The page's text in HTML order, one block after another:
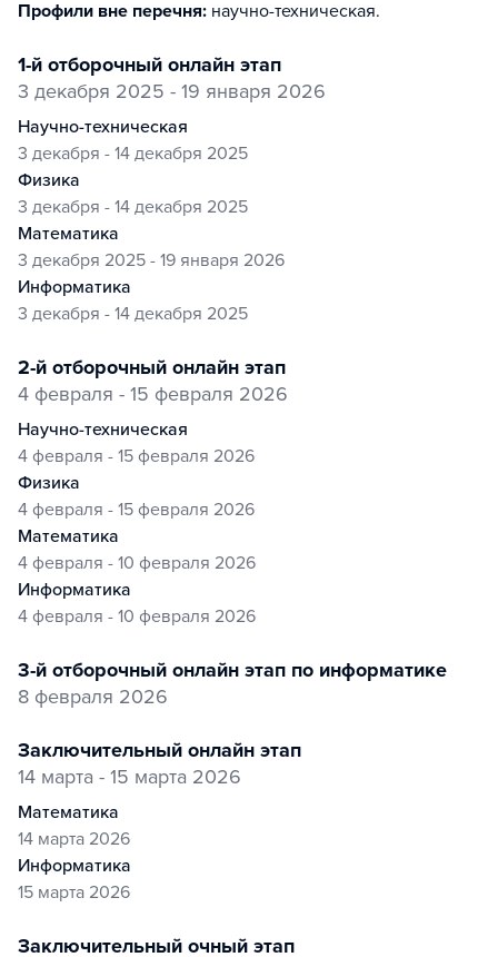
Профили вне перечня: научно-техническая.
1-й отборочный онлайн этап
3 декабря 2025 - 19 января 2026
научно-техническая
3 декабря - 14 декабря 2025
физика
3 декабря - 14 декабря 2025
математика
3 декабря 2025 - 19 января 2026
информатика
3 декабря - 14 декабря 2025
2-й отборочный онлайн этап
4 февраля - 15 февраля 2026
научно-техническая
4 февраля - 15 февраля 2026
физика
4 февраля - 15 февраля 2026
математика
4 февраля - 10 февраля 2026
информатика
4 февраля - 10 февраля 2026
3-й отборочный онлайн этап по информатике
8 февраля 2026
заключительный онлайн этап
14 марта - 15 марта 2026
математика
14 марта 2026
информатика
15 марта 2026
заключительный очный этап